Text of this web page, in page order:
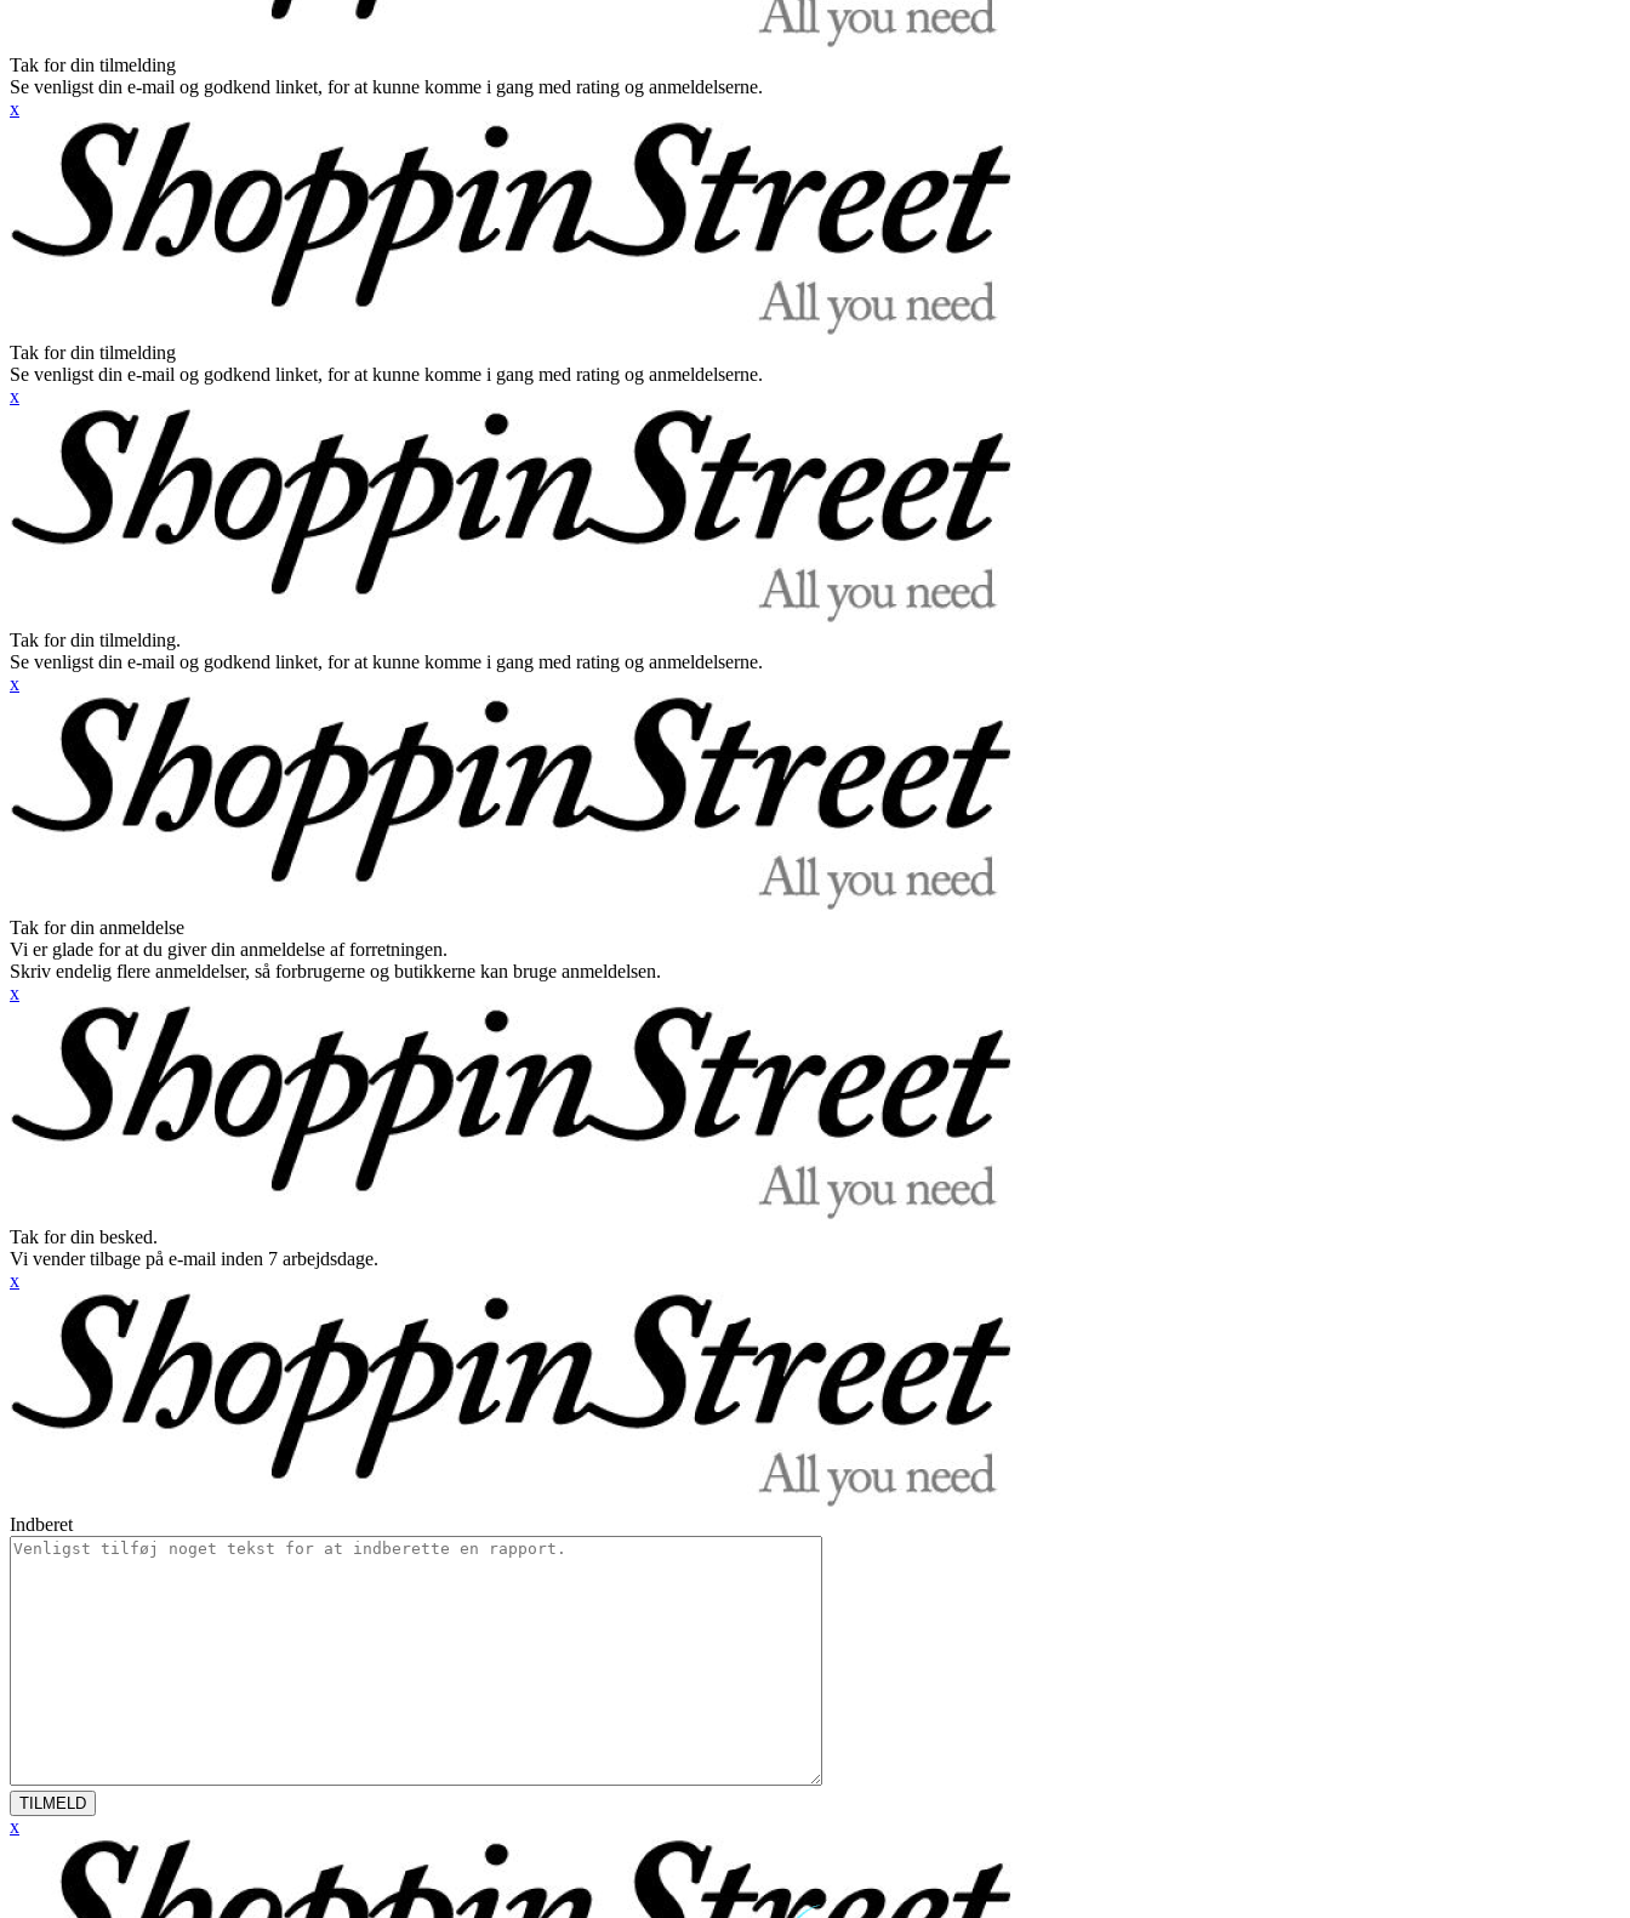
Tak for din tilmelding
Se venligst din e-mail og godkend linket, for at kunne komme i gang med rating og anmeldelserne.
x
Tak for din tilmelding
Se venligst din e-mail og godkend linket, for at kunne komme i gang med rating og anmeldelserne.
x
Tak for din tilmelding.
Se venligst din e-mail og godkend linket, for at kunne komme i gang med rating og anmeldelserne.
x
Tak for din anmeldelse
Vi er glade for at du giver din anmeldelse af forretningen.
Skriv endelig flere anmeldelser, så forbrugerne og butikkerne kan bruge anmeldelsen.
x
Tak for din besked.
Vi vender tilbage på e-mail inden 7 arbejdsdage.
x
Indberet
TILMELD
x